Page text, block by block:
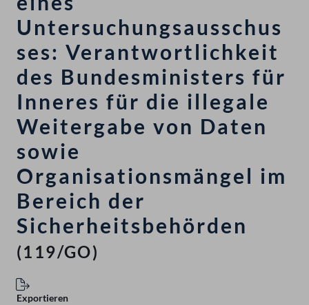
Untersuchungsausschus
ses: Verantwortlichkeit
des Bundesministers für
Inneres für die illegale
Weitergabe von Daten
sowie
Organisationsmängel im
Bereich der
Sicherheitsbehörden
(119/GO)
Exportieren